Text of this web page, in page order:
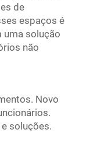
de
espaços é
uma solução
não
Novo
soluções.